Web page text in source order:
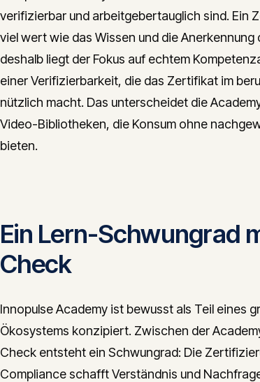
verifizierbar und arbeitgebertauglich sind. Ein
viel wert wie das Wissen und die
deshalb liegt der Fokus auf echtem
einer Verifizierbarkeit, die das Zertifikat im
nützlich macht. Das unterscheidet die
Video-Bibliotheken, die Konsum ohne
bieten.
Ein Lern-Schwungrad
Check
Innopulse Academy ist bewusst als Teil eines
Ökosystems konzipiert. Zwischen der
Check entsteht ein Schwungrad: Die
Compliance schafft Verständnis und